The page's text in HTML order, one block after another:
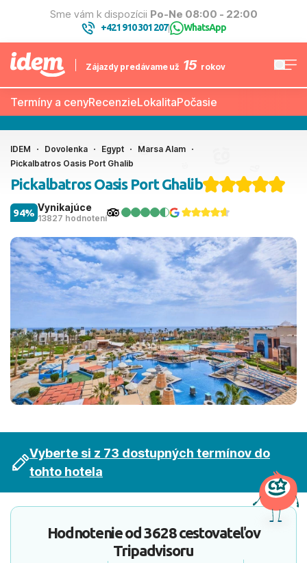
Sme vám k dispozícii Po-Ne 08:00 - 22:00
+421 910 301 207| WhatsApp
Zájazdy predávame už 15 rokov
Termíny a cenyRecenzieLokalitaPočasie
IDEM Dovolenka Egypt
Marsa Alam
Pickalbatros Oasis Port Ghalib
Pickalbatros Oasis Port Ghalib
Vynikajúce
13827 hodnotení
94%
Vyberte si z 73 dostupných termínov do
tohto hotela
Hodnotenie od3628 cestovateľov
Tripadvisoru